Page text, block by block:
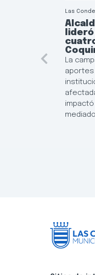
Las
La
aportes
impactó